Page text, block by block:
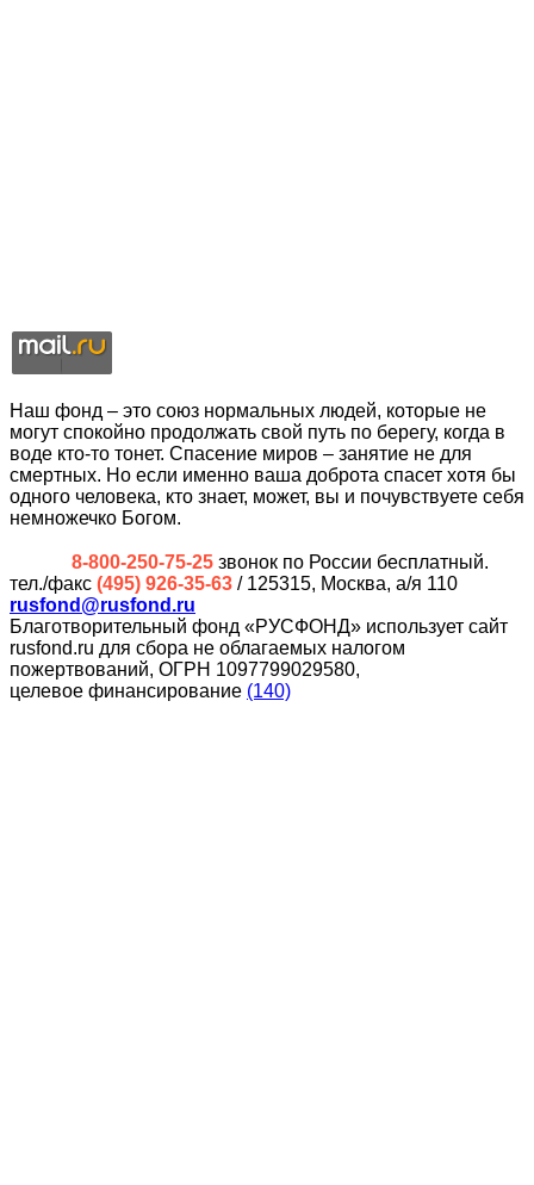
Наш фонд – это союз нормальных людей, которые не
могут спокойно продолжать свой путь по берегу, когда в
воде кто-то тонет. Спасение миров – занятие не для
смертных. Но если именно ваша доброта спасет хотя бы
одного человека, кто знает, может, вы и почувствуете себя
немножечко Богом.
8-800-250-75-25 звонок по России бесплатный.
тел./факс (495) 926-35-63 / 125315, Москва, а/я 110
rusfond@rusfond.ru
Благотворительный фонд «РУСФОНД» использует сайт
rusfond.ru для сбора не облагаемых налогом
пожертвований, ОГРН 1097799029580,
целевое финансирование (140)